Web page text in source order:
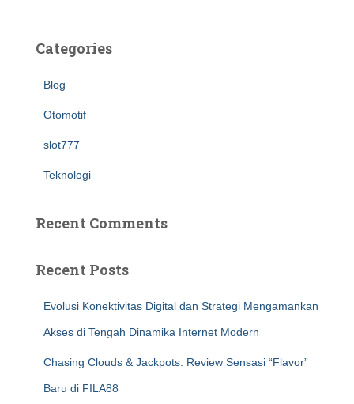
Categories
Blog
Otomotif
slot777
Teknologi
Recent Comments
Recent Posts
Evolusi Konektivitas Digital dan Strategi Mengamankan
Akses di Tengah Dinamika Internet Modern
Chasing Clouds & Jackpots: Review Sensasi “Flavor”
Baru di FILA88